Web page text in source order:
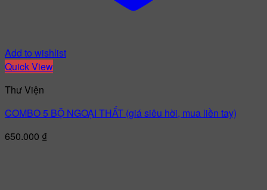
Add to wishlist
Quick View
Thư Viện
COMBO 5 BỘ NGOẠI THẤT (giá siêu hời, mua liền tay)
650.000 ₫